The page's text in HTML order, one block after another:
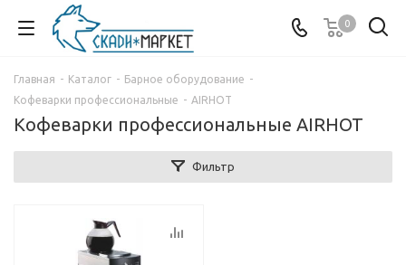
0
Главная - Каталог - Барное оборудование -
Кофеварки профессиональные - AIRHOT
Кофеварки профессиональные AIRHOT
Фильтр